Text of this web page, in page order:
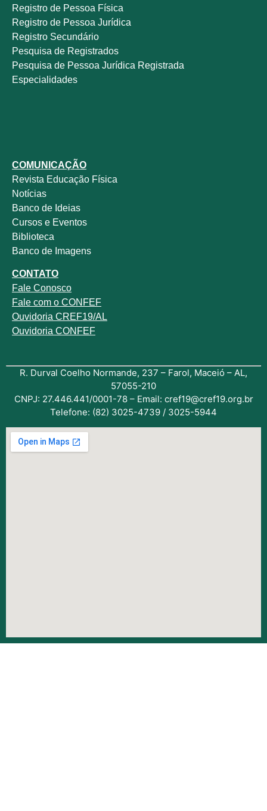
Registro de Pessoa Física
Registro de Pessoa Jurídica
Registro Secundário
Pesquisa de Registrados
Pesquisa de Pessoa Jurídica Registrada
Especialidades
COMUNICAÇÃO
Revista Educação Física
Notícias
Banco de Ideias
Cursos e Eventos
Biblioteca
Banco de Imagens
CONTATO
Fale Conosco
Fale com o CONFEF
Ouvidoria CREF19/AL
Ouvidoria CONFEF
R. Durval Coelho Normande, 237 – Farol, Maceió – AL,
57055-210
CNPJ: 27.446.441/0001-78 – Email: cref19@cref19.org.br
Telefone: (82) 3025-4739 / 3025-5944